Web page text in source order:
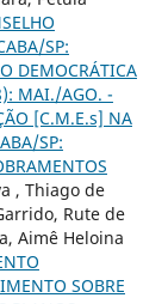
SP:
DEMOCRÁTICA
MAI./AGO. -
[C.M.E.s] NA
SP:
, Thiago de
Rute de
Aimê Heloina
SOBRE